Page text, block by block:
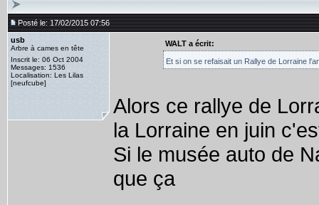
Posté le: 17/02/2015 07:56
usb
Arbre à cames en tête
Inscrit le: 06 Oct 2004
Messages: 1536
Localisation: Les Lilas
[neufcube]
WALT a écrit:
Et si on se refaisait un Rallye de Lorraine
Alors ce rallye de
la Lorraine en juin
Si le musée auto de
que ça